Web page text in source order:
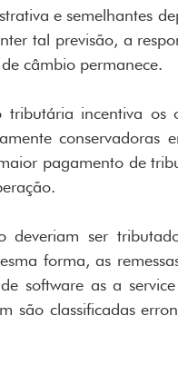
e semelhantes
tal previsão, a
câmbio permanece.
tributária incentiva os
conservadoras
pagamento de
deveriam ser
forma, as
software as a
são classificadas